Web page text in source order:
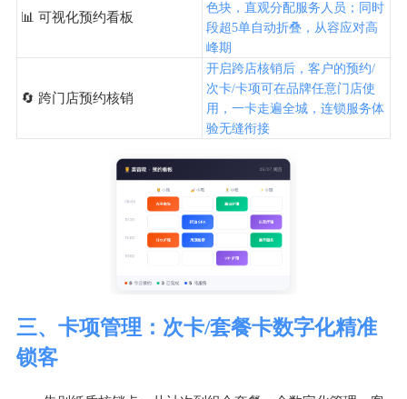
📊 可视化预约看板
色块，直观分配服务人员；同时
段超5单自动折叠，从容应对高
峰期
🔄 跨门店预约核销
开启跨店核销后，客户的预约/
次卡/卡项可在品牌任意门店使
用，一卡走遍全城，连锁服务体
验无缝衔接
三、卡项管理：次卡/套餐卡数字化精准
锁客